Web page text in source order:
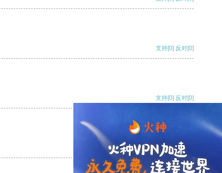
支持[0] 反对[0]
支持[0] 反对[0]
支持[0] 反对